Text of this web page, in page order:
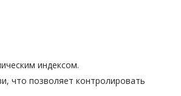
индексом.
что позволяет контролировать